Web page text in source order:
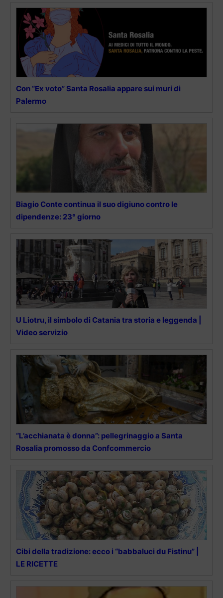
Con “Ex voto” Santa Rosalia appare sui muri di
Palermo
Biagio Conte continua il suo digiuno contro le
dipendenze: 23° giorno
U Liotru, il simbolo di Catania tra storia e leggenda |
Video servizio
“L’acchianata è donna”: pellegrinaggio a Santa
Rosalia promosso da Confcommercio
Cibi della tradizione: ecco i “babbaluci du Fistinu” |
LE RICETTE